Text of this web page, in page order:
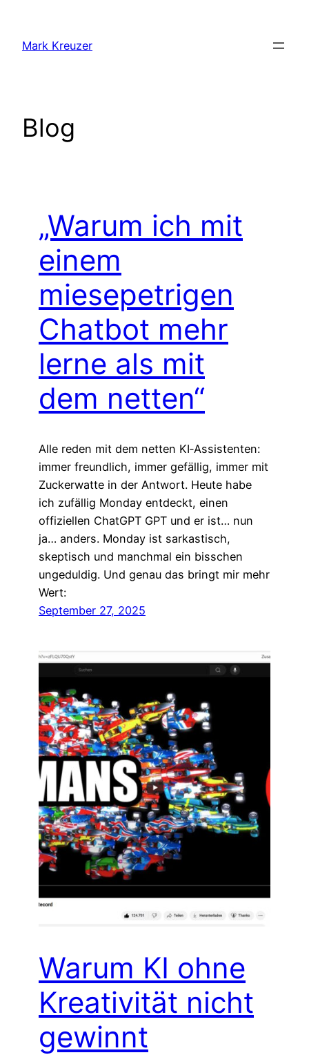
springen
Mark Kreuzer
Blog
„Warum ich mit
einem
miesepetrigen
Chatbot mehr
lerne als mit
dem netten“
Alle reden mit dem netten KI‑Assistenten:
immer freundlich, immer gefällig, immer mit
Zuckerwatte in der Antwort. Heute habe
ich zufällig Monday entdeckt, einen
offiziellen ChatGPT GPT und er ist… nun
ja… anders. Monday ist sarkastisch,
skeptisch und manchmal ein bisschen
ungeduldig. Und genau das bringt mir mehr
Wert:
September 27, 2025
Warum KI ohne
Kreativität nicht
gewinnt